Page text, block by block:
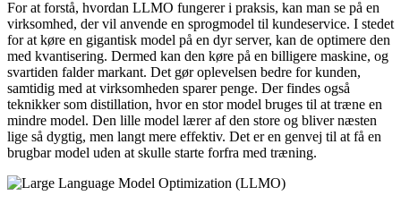
For at forstå, hvordan LLMO fungerer i praksis, kan man se på en
virksomhed, der vil anvende en sprogmodel til kundeservice. I stedet
for at køre en gigantisk model på en dyr server, kan de optimere den
med kvantisering. Dermed kan den køre på en billigere maskine, og
svartiden falder markant. Det gør oplevelsen bedre for kunden,
samtidig med at virksomheden sparer penge. Der findes også
teknikker som distillation, hvor en stor model bruges til at træne en
mindre model. Den lille model lærer af den store og bliver næsten
lige så dygtig, men langt mere effektiv. Det er en genvej til at få en
brugbar model uden at skulle starte forfra med træning.